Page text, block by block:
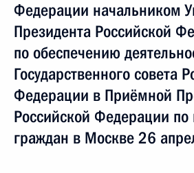
Федерации начальником
Президента Российской
по обеспечению
Государственного совета
Федерации в Приёмной
Российской Федерации по
граждан в Москве 26